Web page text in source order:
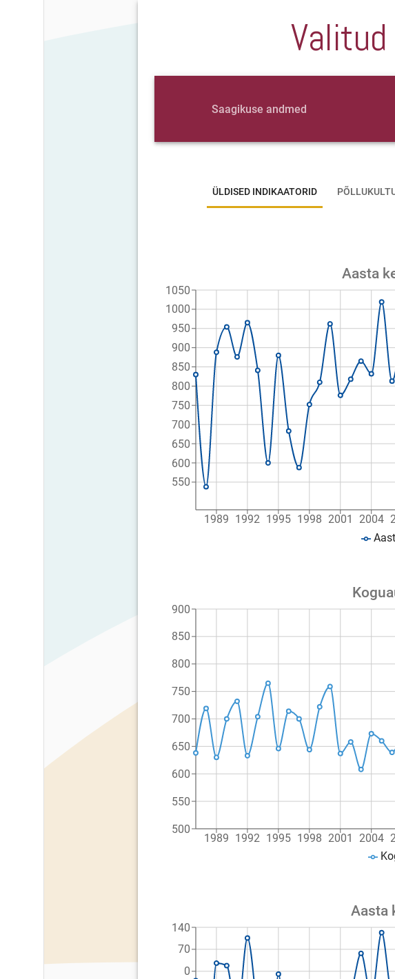
Saagikuse andmed
ÜLDISED INDIKAATORID
Aasta
1989 1992 1995 1998 2001 2004
550
600
650
700
750
800
850
900
950
1000
1050
1989 1992 1995 1998 2001 2004
500
550
600
650
700
750
800
850
900
Aasta
0
70
140